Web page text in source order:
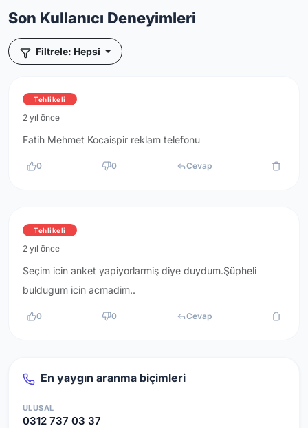
Son Kullanıcı Deneyimleri
Filtrele: Hepsi
Tehlikeli
2 yıl önce
Fatih Mehmet Kocaispir reklam telefonu
0 0 Cevap
Tehlikeli
2 yıl önce
Seçim icin anket yapiyorlarmiş diye duydum.Şüpheli
buldugum icin acmadim..
0 0 Cevap
En yaygın aranma biçimleri
ULUSAL
0312 737 03 37